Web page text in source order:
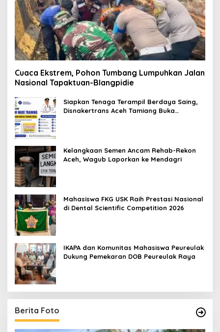
Cuaca Ekstrem, Pohon Tumbang Lumpuhkan Jalan
Nasional Tapaktuan-Blangpidie
Siapkan Tenaga Terampil Berdaya Saing,
Disnakertrans Aceh Tamiang Buka
Kelangkaan Semen Ancam Rehab-Rekon
Aceh, Wagub Laporkan ke Mendagri
Mahasiswa FKG USK Raih Prestasi Nasional
di Dental Scientific Competition 2026
IKAPA dan Komunitas Mahasiswa Peureulak
Dukung Pemekaran DOB Peureulak Raya
Berita Foto